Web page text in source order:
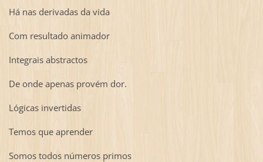
Há nas derivadas da vida
Com resultado animador
Integrais abstractos
De onde apenas provém dor.
Lógicas invertidas
Temos que aprender
Somos todos números primos